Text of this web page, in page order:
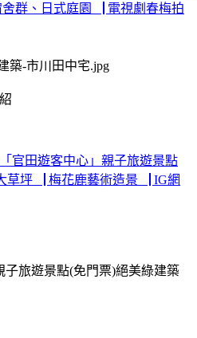
群、日式庭園▕ 電視劇春梅拍
介紹
官田遊客中心」親子旅遊景點
草坪▕ 梅花鹿藝術造景▕ IG網
子旅遊景點(免門票)絕美綠建築